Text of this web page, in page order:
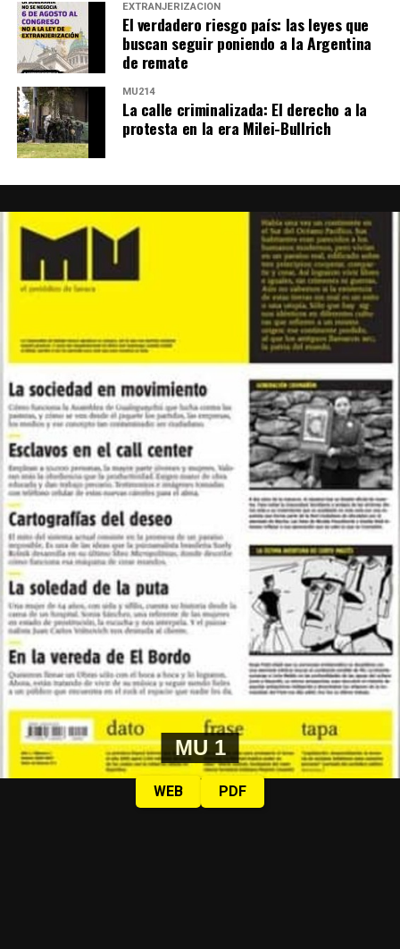
EXTRANJERIZACIÓN
El verdadero riesgo país: las leyes que
buscan seguir poniendo a la Argentina
de remate
MU214
La calle criminalizada: El derecho a la
protesta en la era Milei-Bullrich
MU 1
WEB PDF